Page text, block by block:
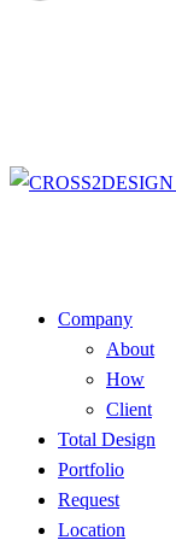
Company
About
How
Client
Total Design
Portfolio
Request
Location